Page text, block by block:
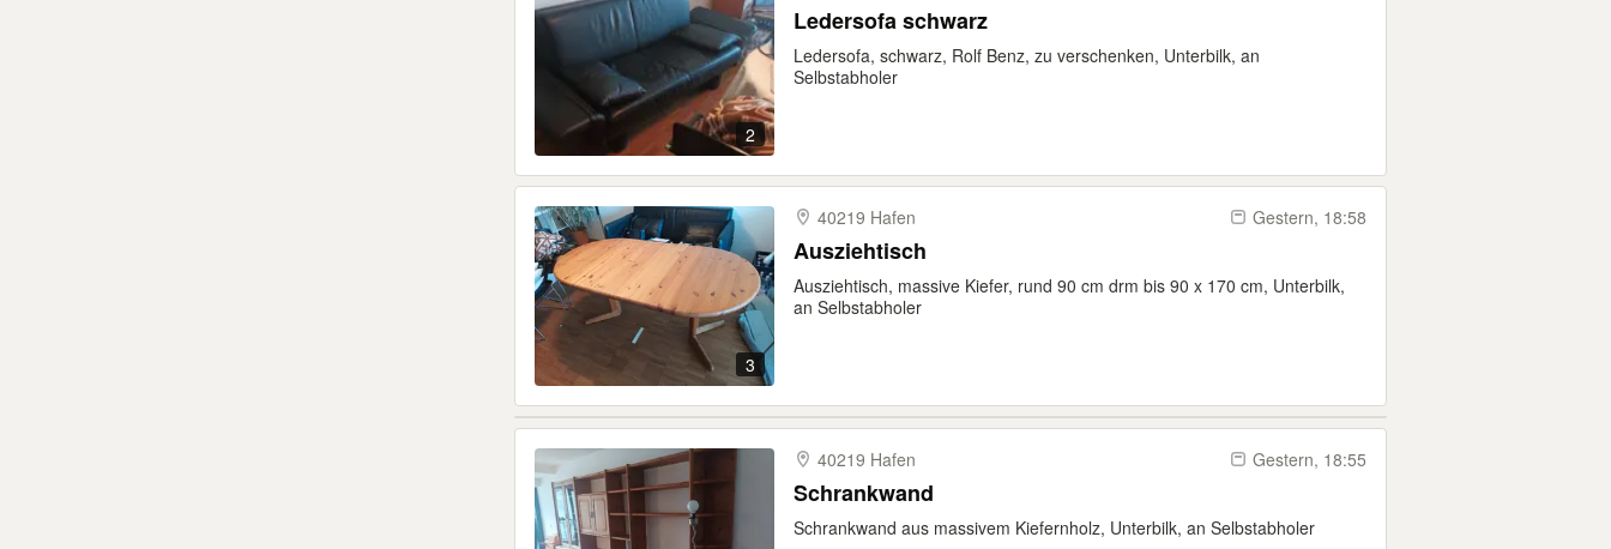
2
Ledersofa schwarz
Ledersofa, schwarz, Rolf Benz, zu verschenken, Unterbilk, an
Selbstabholer
3
40219 Hafen Gestern, 18:58
Ausziehtisch
Ausziehtisch, massive Kiefer, rund 90 cm drm bis 90 x 170 cm, Unterbilk,
an Selbstabholer
40219 Hafen Gestern, 18:55
Schrankwand
Schrankwand aus massivem Kiefernholz, Unterbilk, an Selbstabholer